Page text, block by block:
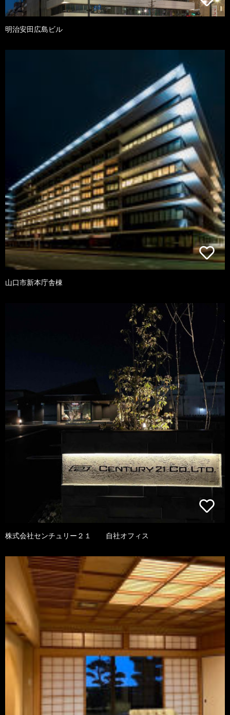
明治安田広島ビル
山口市新本庁舎棟
株式会社センチュリー２１ 自社オフィス